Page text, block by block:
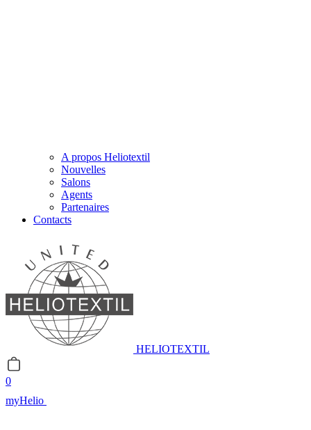
A propos Heliotextil
Nouvelles
Salons
Agents
Partenaires
Contacts
HELIOTEXTIL
0
myHelio